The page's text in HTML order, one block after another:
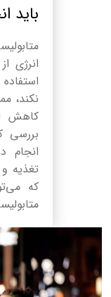
باید
انرژی
نکند،
کاهش
بررسی
انجام
تغذیه
که